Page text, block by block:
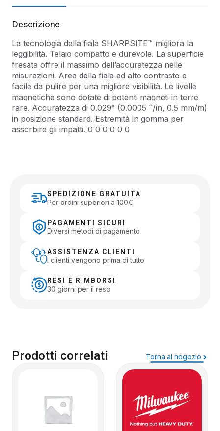
Descrizione
La tecnologia della fiala SHARPSITE™ migliora la
leggibilità. Telaio compatto e durevole. La superficie
fresata offre il massimo dell’accuratezza nelle
misurazioni. Area della fiala ad alto contrasto e
facile da pulire per una migliore visibilità. Le livelle
magnetiche sono dotate di potenti magneti in terre
rare. Accuratezza di 0.029° (0.0005 ˝/in, 0.5 mm/m)
in posizione standard. Estremità in gomma per
assorbire gli impatti. 0 0 0 0 0 0
SPEDIZIONE GRATUITA
Per ordini superiori a 100€
PAGAMENTI SICURI
Diversi metodi di pagamento
ASSISTENZA CLIENTI
I clienti vengono prima di tutto
RESI E RIMBORSI
30 giorni per il reso
Prodotti correlati Torna al negozio